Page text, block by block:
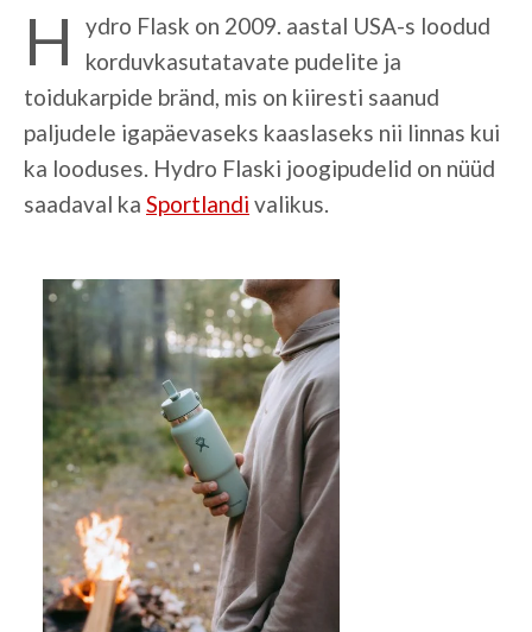
H
ydro Flask on 2009. aastal USA-s loodud
korduvkasutatavate pudelite ja
toidukarpide bränd, mis on kiiresti saanud
paljudele igapäevaseks kaaslaseks nii linnas kui
ka looduses. Hydro Flaski joogipudelid on nüüd
saadaval ka Sportlandi valikus.